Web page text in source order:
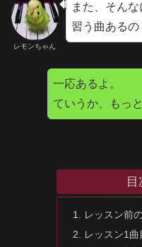
レモンちゃん
また、そん
習う曲あるの
一応あるよ。
ていうか、もっ
目
レッスン前
レッスン1曲